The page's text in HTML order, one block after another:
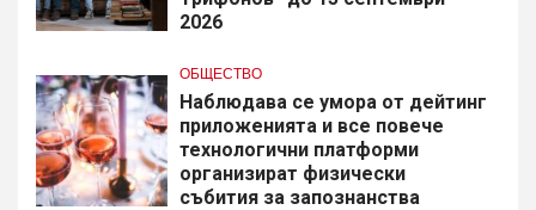
2026
ОБЩЕСТВО
Наблюдава се умора от дейтинг
приложенията и все повече
технологични платформи
организират физически
събития за запознанства